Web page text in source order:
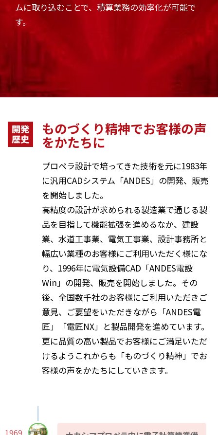
ムに取り込むことで、積算業務の効率化が可能で
す。
ものづくり精神でお客様の声
をかたちに
プロペラ設計で培ってきた技術を元に1983年
に汎用CADシステム「ANDES」の開発、販売
を開始しました。
高精度の設計が求められる製造業で通じる製
品を目指して機能拡張を進めるなか、建設
業、水道工事業、電気工事業、設計事務所と
幅広い業種のお客様にご利用いただく様にな
り、1996年に電気設備CAD「ANDES電設
Win」の開発、販売を開始しました。その
後、全国数千社のお客様にご利用いただきご
意見、ご要望をいただきながら「ANDES電
匠」「電匠NX」と製品開発を進めています。
更に品質の高い製品でお客様にご満足いただ
けるようこれからも「ものづくり精神」でお
客様の声をかたちにしていきます。
1969